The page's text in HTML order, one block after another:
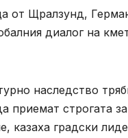
от Щралзунд,
диалог на
наследство
приемат строгата
казаха градски